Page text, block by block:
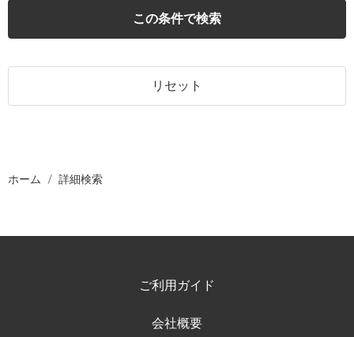
この条件で検索
リセット
ホーム 詳細検索
ご利用ガイド
会社概要